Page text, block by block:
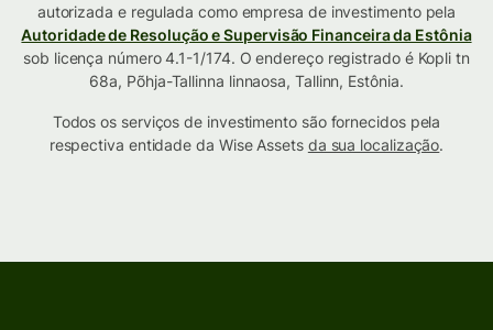
autorizada e regulada como empresa de investimento pela
Autoridade de Resolução e Supervisão Financeira da Estônia
sob licença número 4.1-1/174. O endereço registrado é Kopli tn
68a, Põhja-Tallinna linnaosa, Tallinn, Estônia.
Todos os serviços de investimento são fornecidos pela
respectiva entidade da Wise Assets da sua localização.